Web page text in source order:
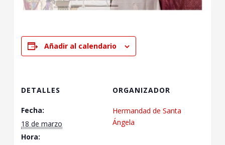
Añadir al calendario
DETALLES
Fecha:
18 de marzo
Hora:
ORGANIZADOR
Hermandad de Santa
Ángela